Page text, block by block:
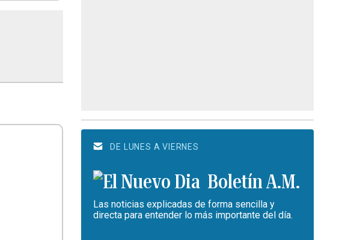
DE LUNES A VIERNES
Boletín A.M.
Las noticias explicadas de forma sencilla y
directa para entender lo más importante del día.